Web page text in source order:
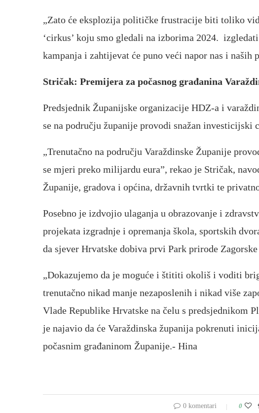
„Zato će eksplozija političke frustracije biti toliko
‘cirkus’ koju smo gledali na izborima 2024.
kampanja i zahtijevat će puno veći napor nas i naših
Stričak: Premijera za počasnog građanina
Predsjednik Županijske organizacije HDZ-a i
se na području županije provodi snažan investicijski
„Trenutačno na području Varaždinske Županije
se mjeri preko milijardu eura”, rekao je Stričak,
Županije, gradova i općina, državnih tvrtki te
Posebno je izdvojio ulaganja u obrazovanje i
projekata izgradnje i opremanja škola, sportskih
da sjever Hrvatske dobiva prvi Park prirode Zagorske
„Dokazujemo da je moguće i štititi okoliš i voditi
trenutačno nikad manje nezaposlenih i nikad više
Vlade Republike Hrvatske na čelu s predsjednikom
je najavio da će Varaždinska županija pokrenuti
počasnim građaninom Županije.- Hina
0 komentari 0